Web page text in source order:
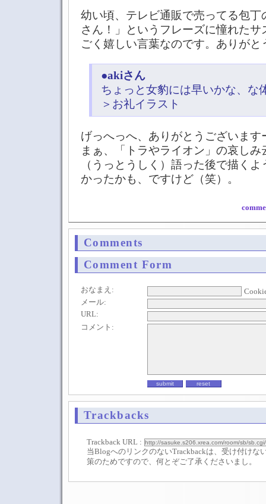
幼い頃、テレビ通販で売ってる包丁
さん！」というフレーズに憧れた
ごく嬉しい言葉なのです。ありがと
●akiさん
ちょっと女豹には早いかな、な
＞お礼イラスト
げっへっへ、ありがとうございます
まぁ、「トラやライオン」の哀し
（うっとうしく）語った後で描く
かったかも、ですけど（笑）。
Comments
Comment Form
おなまえ:
メール:
URL:
コメント:
Trackbacks
Trackback URL :
当BlogへのリンクのないTrackbackは、受け付けな
策のためですので、何とぞご了承くださいまし。